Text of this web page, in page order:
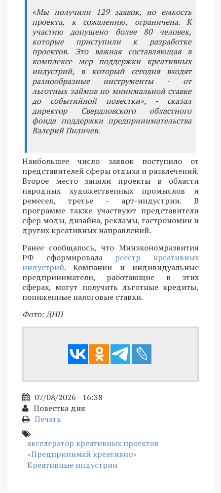
«Мы получили 129 заявок, но емкость
проекта, к сожалению, ограничена. К
участию допущено более 80 человек,
которые приступили к разработке
проектов. Это важная составляющая в
комплексе мер поддержки креативных
индустрий, в который сегодня входят
разнообразные инструменты - от
льготных займов по минимальной ставке
до событийной повестки», - сказал
директор Свердловского областного
фонда поддержки предпринимательства
Валерий Пиличев.
Наибольшее число заявок поступило от
представителей сферы отдыха и развлечений.
Второе место заняли проекты в области
народных художественных промыслов и
ремесел, третье - арт-индустрии. В
программе также участвуют представители
сфер моды, дизайна, рекламы, гастрономии и
других креативных направлений.
Ранее сообщалось, что Минэкономразвития
РФ сформировала реестр креативных
индустрий. Компании и индивидуальные
предприниматели, работающие в этих
сферах, могут получить льготные кредиты,
пониженные налоговые ставки.
Фото: ДИП
07/08/2026 - 16:38
Повестка дня
Печать
акселератор креативных проектов
«Предпринимай креативно»
Креативные индустрии